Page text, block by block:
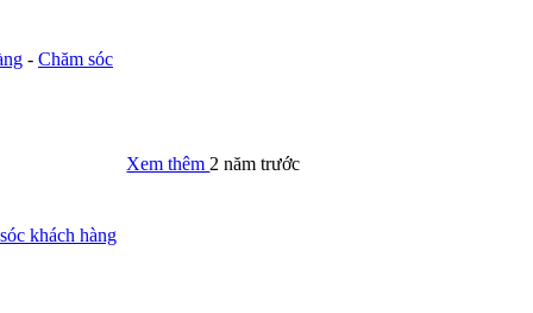
- Chăm sóc
khách hàng
Xem thêm 2 năm trước